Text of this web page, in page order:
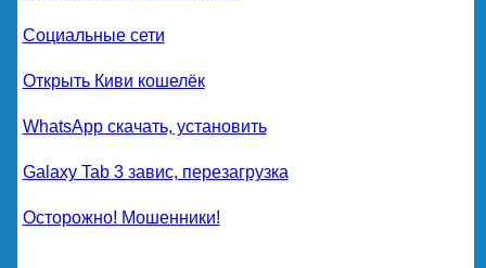
Социальные сети
Открыть Киви кошелёк
WhatsApp скачать, установить
Galaxy Tab 3 завис, перезагрузка
Осторожно! Мошенники!